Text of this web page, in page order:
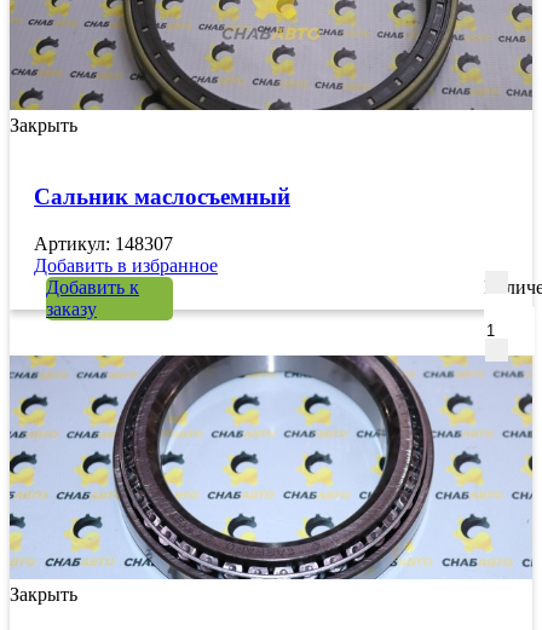
Закрыть
Сальник маслосъемный
Артикул: 148307
Добавить в избранное
Добавить к
заказу
Закрыть